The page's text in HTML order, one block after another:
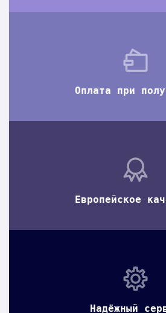
Оплата при
Европейское
Надёжный